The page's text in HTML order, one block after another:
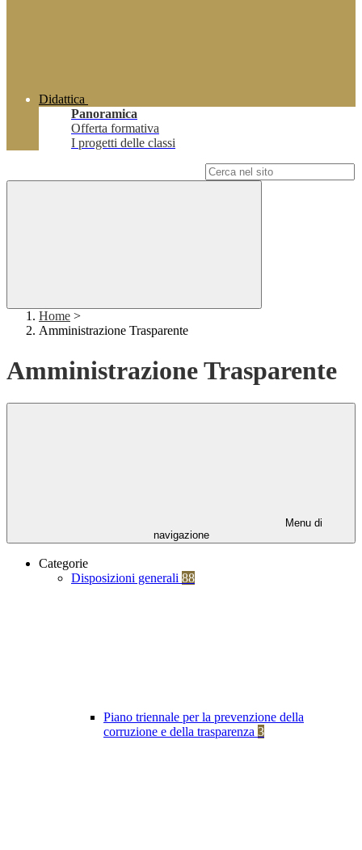
Didattica
Panoramica
Offerta formativa
I progetti delle classi
Home >
Amministrazione Trasparente
Amministrazione Trasparente
Menu di
navigazione
Categorie
Disposizioni generali 88
Piano triennale per la prevenzione della
corruzione e della trasparenza 3